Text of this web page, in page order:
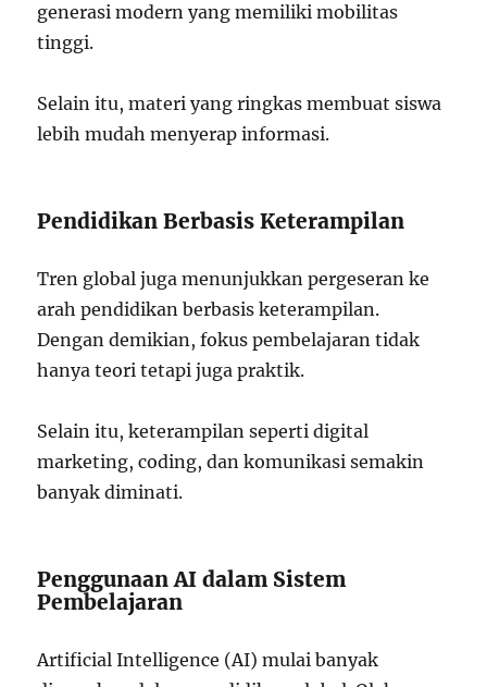
generasi modern yang memiliki mobilitas
tinggi.
Selain itu, materi yang ringkas membuat siswa
lebih mudah menyerap informasi.
Pendidikan Berbasis Keterampilan
Tren global juga menunjukkan pergeseran ke
arah pendidikan berbasis keterampilan.
Dengan demikian, fokus pembelajaran tidak
hanya teori tetapi juga praktik.
Selain itu, keterampilan seperti digital
marketing, coding, dan komunikasi semakin
banyak diminati.
Penggunaan AI dalam Sistem
Pembelajaran
Artificial Intelligence (AI) mulai banyak